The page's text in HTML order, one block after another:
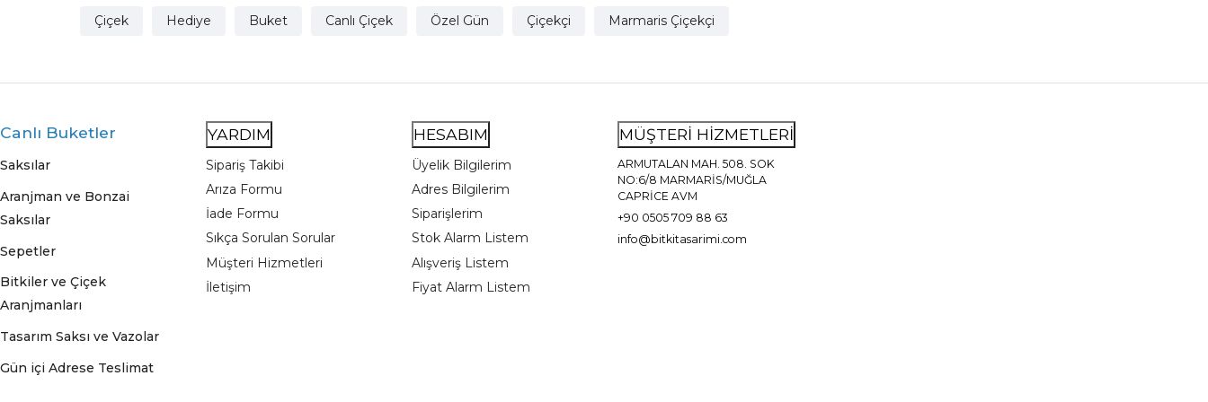
Çiçek Hediye Buket Canlı Çiçek Özel Gün Çiçekçi Marmaris Çiçekçi
Canlı Buketler
Saksılar
Aranjman ve Bonzai
Saksılar
Sepetler
Bitkiler ve Çiçek
Aranjmanları
Tasarım Saksı ve Vazolar
Gün içi Adrese Teslimat
YARDIM
Sipariş Takibi
Arıza Formu
İade Formu
Sıkça Sorulan Sorular
Müşteri Hizmetleri
İletişim
HESABIM
Üyelik Bilgilerim
Adres Bilgilerim
Siparişlerim
Stok Alarm Listem
Alışveriş Listem
Fiyat Alarm Listem
MÜŞTERİ HİZMETLERİ
ARMUTALAN MAH. 508. SOK
NO:6/8 MARMARİS/MUĞLA
CAPRİCE AVM
+90 0505 709 88 63
info@bitkitasarimi.com